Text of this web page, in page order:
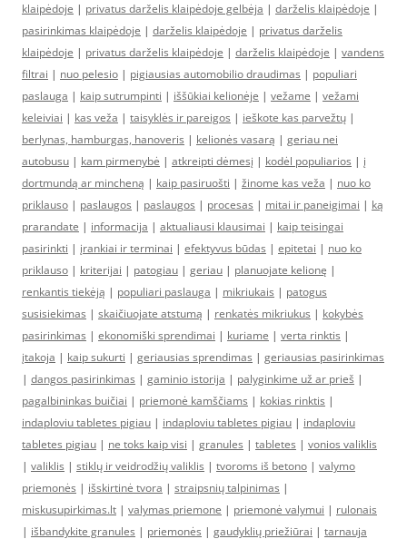
klaipėdoje | privatus darželis klaipėdoje gelbėja | darželis klaipėdoje |
pasirinkimas klaipėdoje | darželis klaipėdoje | privatus darželis
klaipėdoje | privatus darželis klaipėdoje | darželis klaipėdoje | vandens
filtrai | nuo pelesio | pigiausias automobilio draudimas | populiari
paslauga | kaip sutrumpinti | iššūkiai kelionėje | vežame | vežami
keleiviai | kas veža | taisyklės ir pareigos | ieškote kas parvežtų |
berlynas, hamburgas, hanoveris | kelionės vasarą | geriau nei
autobusu | kam pirmenybė | atkreipti dėmesį | kodėl populiarios | į
dortmundą ar mincheną | kaip pasiruošti | žinome kas veža | nuo ko
priklauso | paslaugos | paslaugos | procesas | mitai ir paneigimai | ką
prarandate | informacija | aktualiausi klausimai | kaip teisingai
pasirinkti | įrankiai ir terminai | efektyvus būdas | epitetai | nuo ko
priklauso | kriterijai | patogiau | geriau | planuojate kelionę |
renkantis tiekėją | populiari paslauga | mikriukais | patogus
susisiekimas | skaičiuojate atstumą | renkatės mikriukus | kokybės
pasirinkimas | ekonomiški sprendimai | kuriame | verta rinktis |
įtakoja | kaip sukurti | geriausias sprendimas | geriausias pasirinkimas
| dangos pasirinkimas | gaminio istorija | palyginkime už ar prieš |
pagalbininkas buičiai | priemonė kamščiams | kokias rinktis |
indaploviu tabletes pigiau | indaploviu tabletes pigiau | indaploviu
tabletes pigiau | ne toks kaip visi | granules | tabletes | vonios valiklis
| valiklis | stiklų ir veidrodžių valiklis | tvoroms iš betono | valymo
priemonės | išskirtinė tvora | straipsnių talpinimas |
miskusupirkimas.lt | valymas priemone | priemonė valymui | rulonais
| išbandykite granules | priemonės | gaudyklių priežiūrai | tarnauja